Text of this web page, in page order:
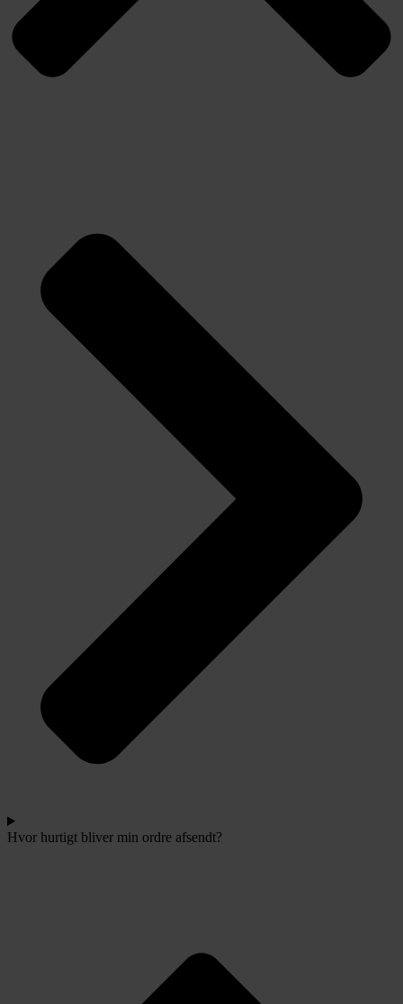
Hvor hurtigt bliver min ordre afsendt?